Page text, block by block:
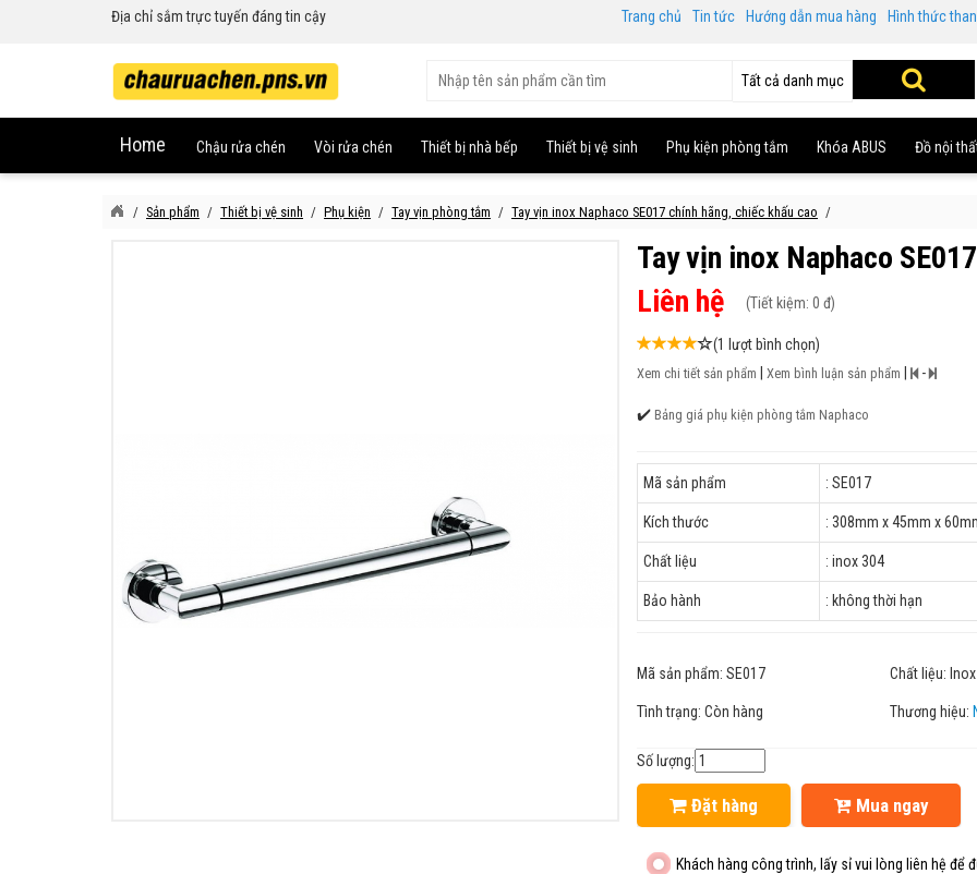
Địa chỉ sắm trực tuyến đáng tin cậy Trang chủ Tin tức Hướng dẫn mua hàng Hình thức
Tất cả danh mục
Home Chậu rửa chén Vòi rửa chén Thiết bị nhà bếp Thiết bị vệ sinh Phụ kiện phòng tắm Khóa ABUS Đồ nội
Sản phẩm Thiết bị vệ sinh Phụ kiện Tay vịn phòng tắm Tay vịn inox Naphaco SE017 chính hãng, chiếc khấu cao
Tay vịn inox Naphaco SE017
Liên hệ
(Tiết kiệm: 0 đ)
(1 lượt bình chọn)
Xem chi tiết sản phẩm Xem bình luận sản phẩm -
✔️ Bảng giá phụ kiện phòng tắm Naphaco
Mã sản phẩm : SE017
Kích thước : 308mm x 45mm x
Chất liệu : inox 304
Bảo hành : không thời hạn
Mã sản phẩm: SE017 Chất liệu:
Tình trạng: Còn hàng Thương hiệu:
Số lượng:
Đặt hàng Mua ngay
Khách hàng công trình, lấy sỉ vui lòng liên hệ để